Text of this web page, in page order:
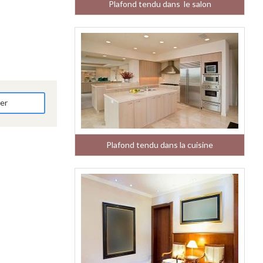
Plafond tendu dans le salon
Plafond tendu dans la cuisine